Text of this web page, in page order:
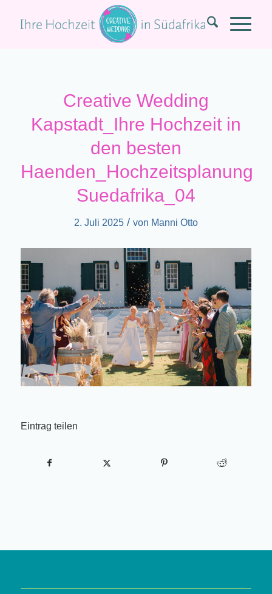
Creative Wedding
Kapstadt_Ihre Hochzeit in
den besten
Haenden_Hochzeitsplanung
Suedafrika_04
2. Juli 2025 / von Manni Otto
Eintrag teilen